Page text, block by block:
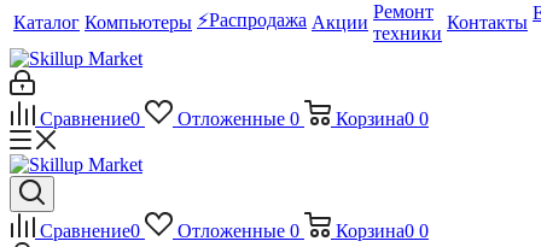
Каталог Компьютеры ⚡️Распродажа Акции
Ремонт
техники
Контакты
Сравнение0 Отложенные 0 Корзина0 0
Сравнение0 Отложенные 0 Корзина0 0